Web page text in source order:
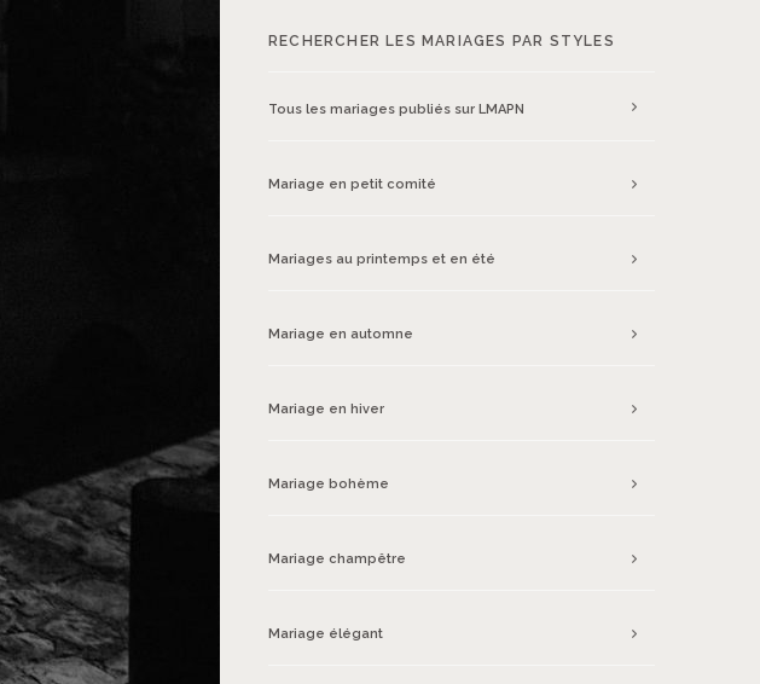
RECHERCHER LES MARIAGES PAR STYLES
Tous les mariages publiés sur LMAPN
Mariage en petit comité
Mariages au printemps et en été
Mariage en automne
Mariage en hiver
Mariage bohème
Mariage champêtre
Mariage élégant